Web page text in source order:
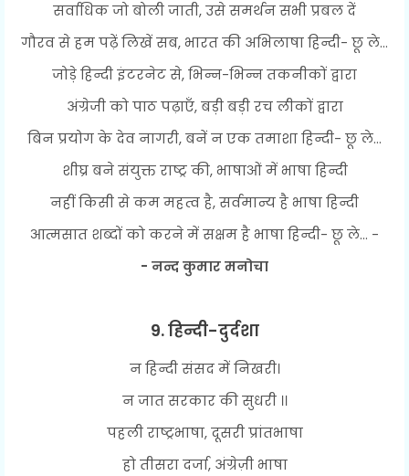
सर्वाधिक जो बोली जाती, उसे समर्थन सभी प्रबल दें
गौरव से हम पढ़ें लिखें सब, भारत की अभिलाषा हिन्दी- छू ले...
जोड़े हिन्दी इंटरनेट से, भिन्न-भिन्न तकनीकों द्वारा
अंग्रेजी को पाठ पढ़ाएँ, बड़ी बड़ी रच लीकों द्वारा
बिन प्रयोग के देव नागरी, बनें न एक तमाशा हिन्दी- छू ले...
शीघ्र बने संयुक्त राष्ट्र की, भाषाओं में भाषा हिन्दी
नहीं किसी से कम महत्व है, सर्वमान्य है भाषा हिन्दी
आत्मसात शब्दों को करने में सक्षम है भाषा हिन्दी- छू ले... -
- नन्द कुमार मनोचा
9. हिन्दी-दुर्दशा
न हिन्दी संसद में निखरी।
न जात सरकार की सुधरी ।।
पहली राष्ट्रभाषा, दूसरी प्रांतभाषा
हो तीसरा दर्जा, अंग्रेज़ी भाषा